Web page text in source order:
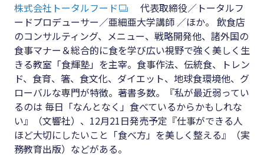
株式会社トータルフード
代表取締役／トータルフ
ードプロデューサー／亜細亜大学講師 ／ほか。 飲食店
のコンサルティング、メニュー、戦略開発他、諸外国の
食事マナー＆総合的に食を学び広い視野で強く美しく生
きる教室「食輝塾」を主宰。食事作法、伝統食、トレン
ド、食育、箸、食文化、ダイエット、地球食環境他、グ
ローバルな専門が特徴。著書多数。『私が最近弱ってい
るのは 毎日「なんとなく」食べているからかもしれな
い』（文響社）、12月21日発売予定『仕事ができる人
ほど大切にしたいこと「食べ方」を美しく整える』（実
務教育出版）などがある。